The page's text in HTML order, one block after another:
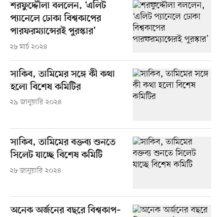
শরফুদ্দৌলা বললেন, ‘এলিট
প্যানেলে ঢোকা বিশ্বকাপের
পারফরম্যান্সেরই পুরস্কার’
২৮ মার্চ ২০২৪
সাকিব, তামিমের সঙ্গে কী কথা
হলো বিশেষ কমিটির
২৯ জানুয়ারি ২০২৪
সাকিব, তামিমের বক্তব্য শুনতে
সিলেট যাচ্ছে বিশেষ কমিটি
২৮ জানুয়ারি ২০২৪
অনেক অর্জনের বছরে বিশ্বকাপ–